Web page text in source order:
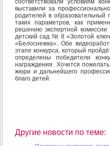
соответствовали условиям
выставили за
родителей в
таких параметров, как
решению экспертной
детский сад № 8 «Золотой
«Белоснежка». Обе
этапе конкурса, который
определены победители
награждения. Хочется
жюри и дальнейшего
благо детей.
Другие новости по теме: